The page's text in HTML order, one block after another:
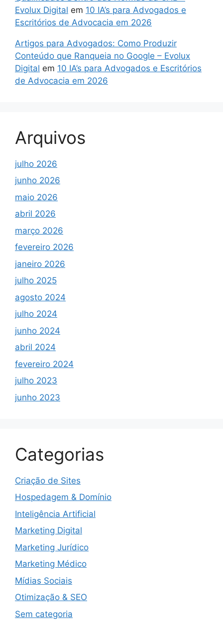
Evolux Digital em 10 IA’s para Advogados e
Escritórios de Advocacia em 2026
Artigos para Advogados: Como Produzir
Conteúdo que Ranqueia no Google – Evolux
Digital em 10 IA’s para Advogados e Escritórios
de Advocacia em 2026
Arquivos
julho 2026
junho 2026
maio 2026
abril 2026
março 2026
fevereiro 2026
janeiro 2026
julho 2025
agosto 2024
julho 2024
junho 2024
abril 2024
fevereiro 2024
julho 2023
junho 2023
Categorias
Criação de Sites
Hospedagem & Domínio
Inteligência Artificial
Marketing Digital
Marketing Jurídico
Marketing Médico
Mídias Sociais
Otimização & SEO
Sem categoria